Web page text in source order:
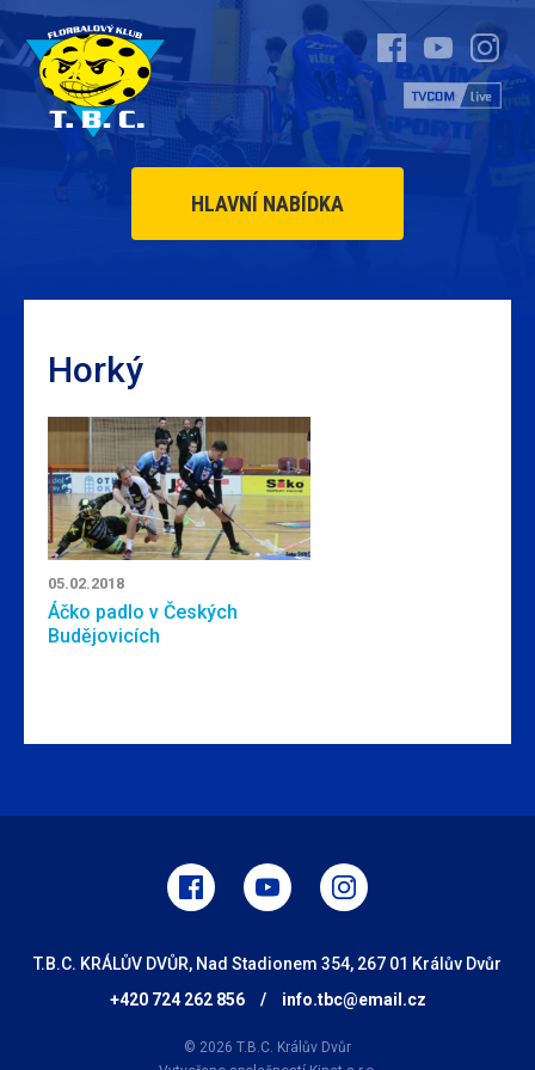
HLAVNÍ NABÍDKA
Horký
05.02.2018
Áčko padlo v Českých
Budějovicích
T.B.C. KRÁLŮV DVŮR, Nad Stadionem 354, 267 01 Králův Dvůr
+420 724 262 856
/ info.tbc@email.cz
© 2026 T.B.C. Králův Dvůr